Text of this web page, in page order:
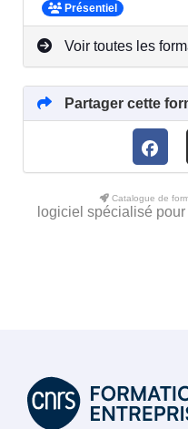
Présentiel
Voir toutes les
Partager cette
Catalogue de
logiciel spécialisé